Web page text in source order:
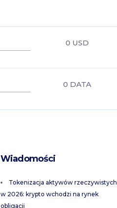
0 USD
0 DATA
Wiadomości
Tokenizacja aktywów rzeczywistych
w 2026: krypto wchodzi na rynek
obligacji